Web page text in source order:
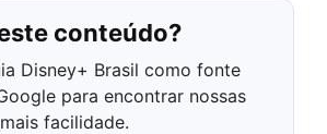
conteúdo?
Disney+ Brasil como fonte
para encontrar nossas
facilidade.